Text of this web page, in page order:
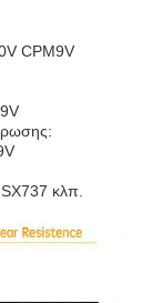
CPM9V
κλπ.